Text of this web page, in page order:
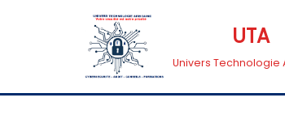
UTA
Univers Technologie